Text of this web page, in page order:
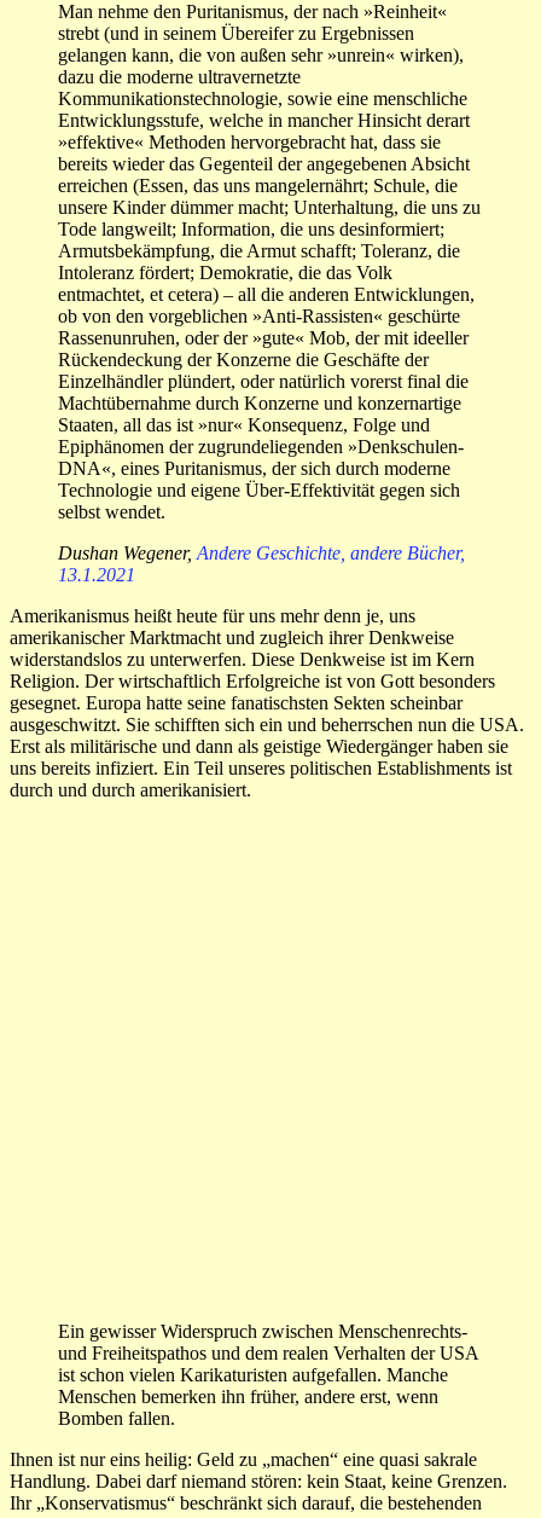
Man nehme den Puritanismus, der nach »Reinheit«
strebt (und in seinem Übereifer zu Ergebnissen
gelangen kann, die von außen sehr »unrein« wirken),
dazu die moderne ultravernetzte
Kommunikationstechnologie, sowie eine menschliche
Entwicklungsstufe, welche in mancher Hinsicht derart
»effektive« Methoden hervorgebracht hat, dass sie
bereits wieder das Gegenteil der angegebenen Absicht
erreichen (Essen, das uns mangelernährt; Schule, die
unsere Kinder dümmer macht; Unterhaltung, die uns zu
Tode langweilt; Information, die uns desinformiert;
Armutsbekämpfung, die Armut schafft; Toleranz, die
Intoleranz fördert; Demokratie, die das Volk
entmachtet, et cetera) – all die anderen Entwicklungen,
ob von den vorgeblichen »Anti-Rassisten« geschürte
Rassenunruhen, oder der »gute« Mob, der mit ideeller
Rückendeckung der Konzerne die Geschäfte der
Einzelhändler plündert, oder natürlich vorerst final die
Machtübernahme durch Konzerne und konzernartige
Staaten, all das ist »nur« Konsequenz, Folge und
Epiphänomen der zugrundeliegenden »Denkschulen-
DNA«, eines Puritanismus, der sich durch moderne
Technologie und eigene Über-Effektivität gegen sich
selbst wendet.
Dushan Wegener, Andere Geschichte, andere Bücher,
13.1.2021
Amerikanismus heißt heute für uns mehr denn je, uns
amerikanischer Marktmacht und zugleich ihrer Denkweise
widerstandslos zu unterwerfen. Diese Denkweise ist im Kern
Religion. Der wirtschaftlich Erfolgreiche ist von Gott besonders
gesegnet. Europa hatte seine fanatischsten Sekten scheinbar
ausgeschwitzt. Sie schifften sich ein und beherrschen nun die USA.
Erst als militärische und dann als geistige Wiedergänger haben sie
uns bereits infiziert. Ein Teil unseres politischen Establishments ist
durch und durch amerikanisiert.
Ein gewisser Widerspruch zwischen Menschenrechts-
und Freiheitspathos und dem realen Verhalten der USA
ist schon vielen Karikaturisten aufgefallen. Manche
Menschen bemerken ihn früher, andere erst, wenn
Bomben fallen.
Ihnen ist nur eins heilig: Geld zu „machen“ eine quasi sakrale
Handlung. Dabei darf niemand stören: kein Staat, keine Grenzen.
Ihr „Konservatismus“ beschränkt sich darauf, die bestehenden